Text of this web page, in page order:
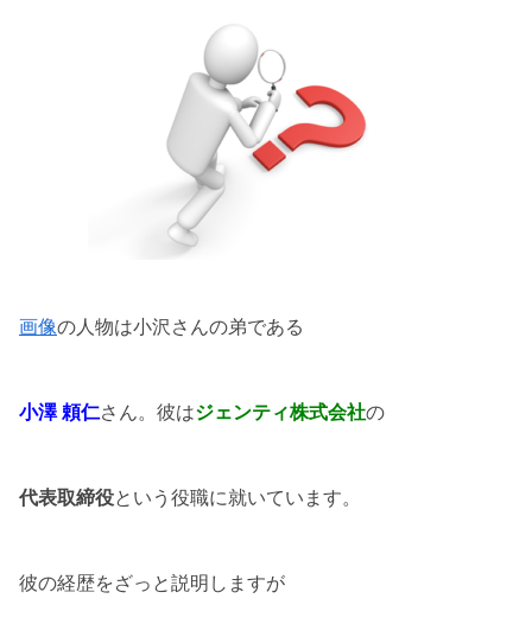
画像の人物は小沢さんの弟である
小澤 頼仁さん。彼はジェンティ株式会社の
代表取締役という役職に就いています。
彼の経歴をざっと説明しますが